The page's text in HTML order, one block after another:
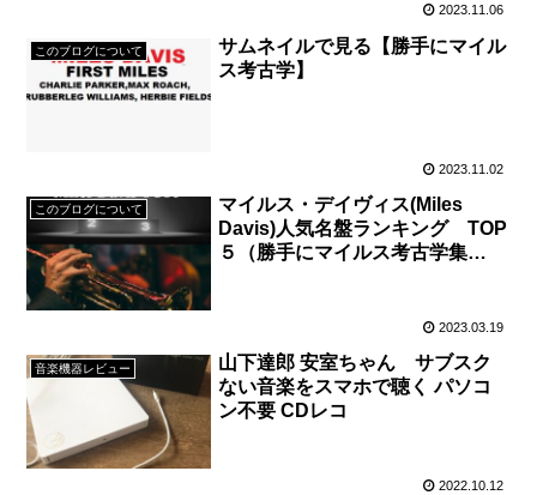
2023.11.06
このブログについて
サムネイルで見る【勝手にマイル
ス考古学】
2023.11.02
このブログについて
マイルス・デイヴィス(Miles
Davis)人気名盤ランキング TOP
５（勝手にマイルス考古学集
2023.03.19
音楽機器レビュー
山下達郎 安室ちゃん サブスク
ない音楽をスマホで聴く パソコ
ン不要 CDレコ
2022.10.12